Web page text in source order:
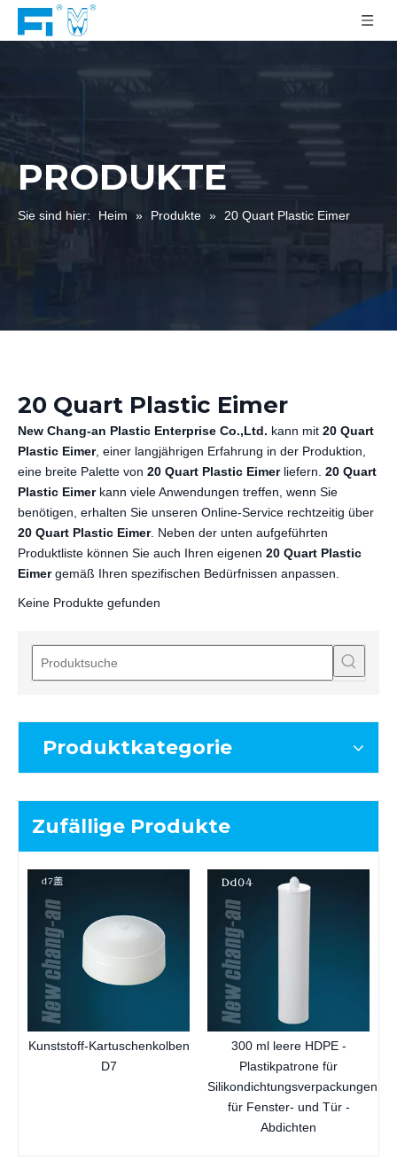
PRODUKTE
Sie sind hier: Heim » Produkte » 20 Quart Plastic Eimer
20 Quart Plastic Eimer
New Chang-an Plastic Enterprise Co.,Ltd. kann mit 20 Quart
Plastic Eimer, einer langjährigen Erfahrung in der Produktion,
eine breite Palette von 20 Quart Plastic Eimerliefern. 20 Quart
Plastic Eimerkann viele Anwendungen treffen, wenn Sie
benötigen, erhalten Sie unseren Online-Service rechtzeitig über
20 Quart Plastic Eimer. Neben der unten aufgeführten
Produktliste können Sie auch Ihren eigenen 20 Quart Plastic
Eimergemäß Ihren spezifischen Bedürfnissen anpassen.
Keine Produkte gefunden
Produktkategorie
Zufällige Produkte
Kunststoff-Kartuschenkolben
D7
300 ml leere HDPE -
Plastikpatrone für
Silikondichtungsverpackungen
für Fenster- und Tür -
Abdichten